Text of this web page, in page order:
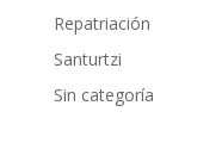
Repatriación
Santurtzi
Sin categoría